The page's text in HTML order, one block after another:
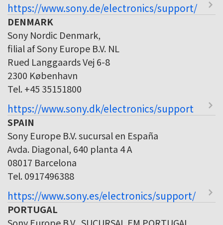
https://www.sony.de/electronics/support/
DENMARK
Sony Nordic Denmark,
filial af Sony Europe B.V. NL
Rued Langgaards Vej 6-8
2300 København
Tel. +45 35151800
https://www.sony.dk/electronics/support
SPAIN
Sony Europe B.V. sucursal en España
Avda. Diagonal, 640 planta 4 A
08017 Barcelona
Tel. 0917496388
https://www.sony.es/electronics/support/
PORTUGAL
Sony Europe B.V., SUCURSAL EM PORTUGAL